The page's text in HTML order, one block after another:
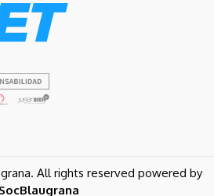
All rights reserved powered by
SocBlaugrana